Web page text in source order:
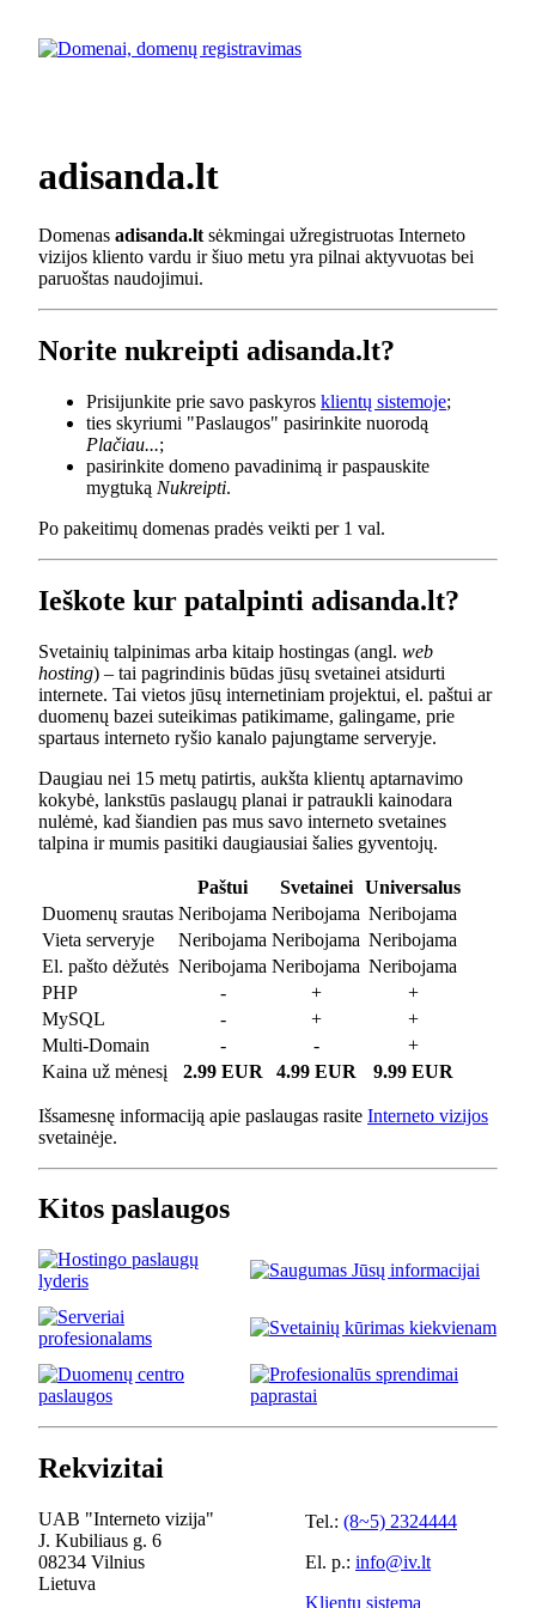
adisanda.lt
Domenas adisanda.lt sėkmingai užregistruotas Interneto
vizijos kliento vardu ir šiuo metu yra pilnai aktyvuotas bei
paruoštas naudojimui.
Norite nukreipti adisanda.lt?
Prisijunkite prie savo paskyros klientų sistemoje;
ties skyriumi "Paslaugos" pasirinkite nuorodą
Plačiau...;
pasirinkite domeno pavadinimą ir paspauskite
mygtuką Nukreipti.
Po pakeitimų domenas pradės veikti per 1 val.
Ieškote kur patalpinti adisanda.lt?
Svetainių talpinimas arba kitaip hostingas (angl. web
hosting) – tai pagrindinis būdas jūsų svetainei atsidurti
internete. Tai vietos jūsų internetiniam projektui, el. paštui ar
duomenų bazei suteikimas patikimame, galingame, prie
spartaus interneto ryšio kanalo pajungtame serveryje.
Daugiau nei 15 metų patirtis, aukšta klientų aptarnavimo
kokybė, lankstūs paslaugų planai ir patraukli kainodara
nulėmė, kad šiandien pas mus savo interneto svetaines
talpina ir mumis pasitiki daugiausiai šalies gyventojų.
Paštui Svetainei
Universalus
Duomenų srautas Neribojama Neribojama Neribojama
Vieta serveryje
Neribojama Neribojama Neribojama
El. pašto dėžutės Neribojama Neribojama Neribojama
PHP
- +
+
MySQL
- +
+
Multi-Domain
- -
+
Kaina už mėnesį
2.99 EUR 4.99 EUR 9.99 EUR
Išsamesnę informaciją apie paslaugas rasite Interneto vizijos
svetainėje.
Kitos paslaugos
Rekvizitai
UAB "Interneto vizija"
J. Kubiliaus g. 6
08234 Vilnius
Lietuva
Tel.: (8~5) 2324444
El. p.: info@iv.lt
Klientų sistema